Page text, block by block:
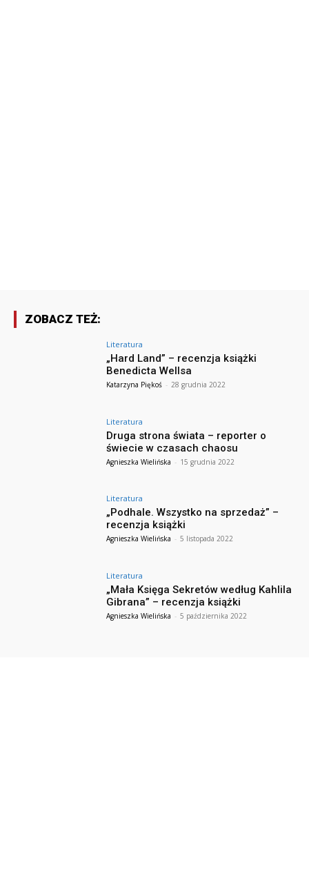
ZOBACZ TEŻ:
Literatura
„Hard Land” – recenzja książki
Benedicta Wellsa
Katarzyna Piękoś - 28 grudnia 2022
Literatura
Druga strona świata – reporter o
świecie w czasach chaosu
Agnieszka Wielińska - 15 grudnia 2022
Literatura
„Podhale. Wszystko na sprzedaż” –
recenzja książki
Agnieszka Wielińska - 5 listopada 2022
Literatura
„Mała Księga Sekretów według Kahlila
Gibrana” – recenzja książki
Agnieszka Wielińska - 5 października 2022